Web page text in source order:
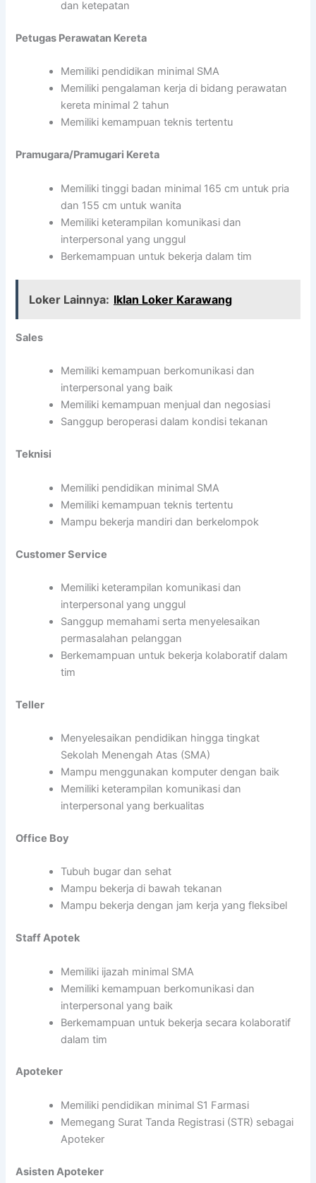
dan ketepatan
Petugas Perawatan Kereta
Memiliki pendidikan minimal SMA
Memiliki pengalaman kerja di bidang perawatan
kereta minimal 2 tahun
Memiliki kemampuan teknis tertentu
Pramugara/Pramugari Kereta
Memiliki tinggi badan minimal 165 cm untuk pria
dan 155 cm untuk wanita
Memiliki keterampilan komunikasi dan
interpersonal yang unggul
Berkemampuan untuk bekerja dalam tim
Loker Lainnya: Iklan Loker Karawang
Sales
Memiliki kemampuan berkomunikasi dan
interpersonal yang baik
Memiliki kemampuan menjual dan negosiasi
Sanggup beroperasi dalam kondisi tekanan
Teknisi
Memiliki pendidikan minimal SMA
Memiliki kemampuan teknis tertentu
Mampu bekerja mandiri dan berkelompok
Customer Service
Memiliki keterampilan komunikasi dan
interpersonal yang unggul
Sanggup memahami serta menyelesaikan
permasalahan pelanggan
Berkemampuan untuk bekerja kolaboratif dalam
tim
Teller
Menyelesaikan pendidikan hingga tingkat
Sekolah Menengah Atas (SMA)
Mampu menggunakan komputer dengan baik
Memiliki keterampilan komunikasi dan
interpersonal yang berkualitas
Office Boy
Tubuh bugar dan sehat
Mampu bekerja di bawah tekanan
Mampu bekerja dengan jam kerja yang fleksibel
Staff Apotek
Memiliki ijazah minimal SMA
Memiliki kemampuan berkomunikasi dan
interpersonal yang baik
Berkemampuan untuk bekerja secara kolaboratif
dalam tim
Apoteker
Memiliki pendidikan minimal S1 Farmasi
Memegang Surat Tanda Registrasi (STR) sebagai
Apoteker
Asisten Apoteker